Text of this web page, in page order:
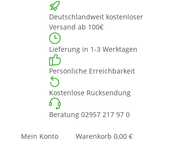
Deutschlandweit kostenloser
Versand ab 100€
Lieferung in 1-3 Werktagen
Persönliche Erreichbarkeit
Kostenlose Rücksendung
Beratung 02957 217 97 0
Mein Konto Warenkorb 0,00 €